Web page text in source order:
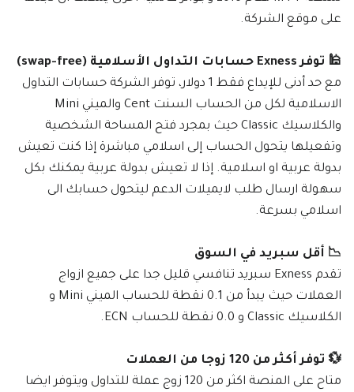
على موقع الشركة.
🕌 توفر Exness حسابات التداول الأسلامية (swap-free)
مع حد أدنى للإيداع فقط 1 دولار، توفر الشركة حسابات التداول
الاسلامية لكل من الحساب السنت Cent والميني Mini
والكلاسيك Classic حيث بمجرد فتح المساحة الشخصية
وتفعيلها يتحول الحساب إلى اسلامي مباشرة إذا كنت تعيش
بدولة عربية او اسلامية. إذا لا تعيش بدولة عربية يمكنك بكل
سهولة ارسال طلب لايميلات الدعم ليتحول حسابك الى
اسلامي بسرعة.
📉 أقل سبريد في السوق
تقدم Exness سبريد تنافسي قليل جدا على جميع ازواج
العملات حيث يبدأ من 0.1 نقطة للحساب الميني Mini و
الكلاسيك Classic و 0.0 نقطة للحساب ECN.
💱 توفر أكثر من 120 زوجا من العملات
متاح على المنصة اكثر من 120 زوج عملة للتداول ويتوفر ايضا